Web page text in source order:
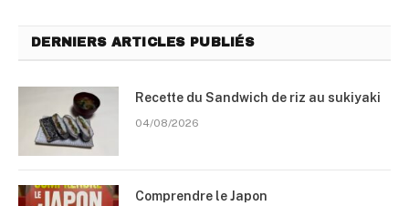
DERNIERS ARTICLES PUBLIÉS
Recette du Sandwich de riz au sukiyaki
04/08/2026
Comprendre le Japon